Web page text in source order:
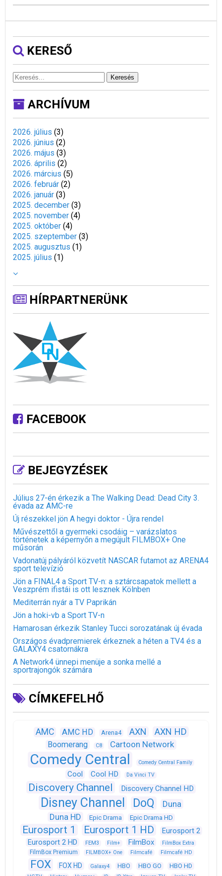
KERESŐ
Keresés
ARCHÍVUM
2026. július (3)
2026. június (2)
2026. május (3)
2026. április (2)
2026. március (5)
2026. február (2)
2026. január (3)
2025. december (3)
2025. november (4)
2025. október (4)
2025. szeptember (3)
2025. augusztus (1)
2025. július (1)
HÍRPARTNERÜNK
FACEBOOK
BEJEGYZÉSEK
Július 27-én érkezik a The Walking Dead: Dead City 3.
évada az AMC-re
Új részekkel jön A hegyi doktor - Újra rendel
Művészettől a gyermeki csodáig – varázslatos
történetek a képernyőn a megújult FILMBOX+ One
műsorán
Vadonatúj pályáról közvetít NASCAR futamot az ARENA4
sport televízió
Jön a FINAL4 a Sport TV-n: a sztárcsapatok mellett a
Veszprém ifistái is ott lesznek Kölnben
Mediterrán nyár a TV Paprikán
Jön a hoki-vb a Sport TV-n
Hamarosan érkezik Stanley Tucci sorozatának új évada
Országos évadpremierek érkeznek a héten a TV4 és a
GALAXY4 csatornákra
A Network4 ünnepi menüje a sonka mellé a
sportrajongók számára
CÍMKEFELHŐ
AMC AMC HD Arena4 AXN AXN HD
Boomerang C8 Cartoon Network
Comedy Central Comedy Central Family
Cool Cool HD Da Vinci TV
Discovery Channel Discovery Channel HD
Disney Channel DoQ
Duna
Duna HD
Epic Drama Epic Drama HD
Eurosport 1 Eurosport 1 HD
Eurosport 2
Eurosport 2 HD
FEM3 Film+ FilmBox FilmBox Extra
FilmBox Premium FILMBOX+ One Filmcafé Filmcafé HD
FOX FOX HD Galaxy4 HBO HBO GO HBO HD